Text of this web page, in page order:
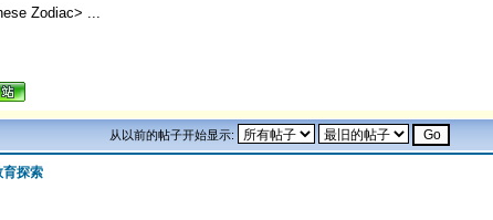
Zodiac> ...
从以前的帖子开始显示:
育探索